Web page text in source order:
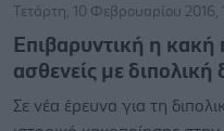
Τετάρτη, 10 Φεβρουαρίου 2016,
Επιβαρυντική η κακή
ασθενείς με διπολική
Σε νέα έρευνα για τη